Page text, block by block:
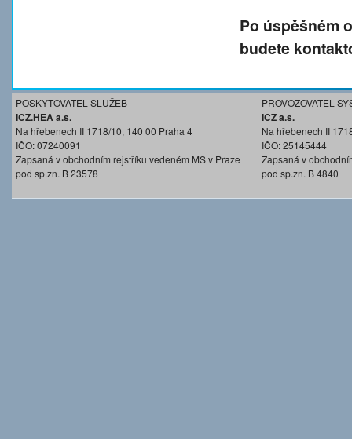
Po úspěšném
budete
POSKYTOVATEL SLUŽEB
ICZ.HEA a.s.
Na hřebenech II 1718/10, 140 00 Praha 4
IČO: 07240091
Zapsaná v obchodním rejstříku vedeném MS v Praze
pod sp.zn. B 23578
PROVOZOVATEL
ICZ a.s.
Na hřebenech II
IČO: 25145444
Zapsaná v
pod sp.zn. B 4840